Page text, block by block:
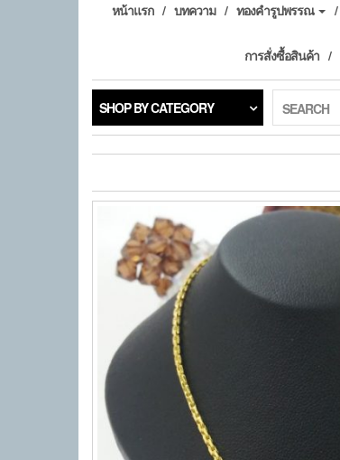
หน้าแรก บทความ ทองคำรูปพรรณ
การสั่งซื้อสินค้า
SHOP BY CATEGORY SEARCH